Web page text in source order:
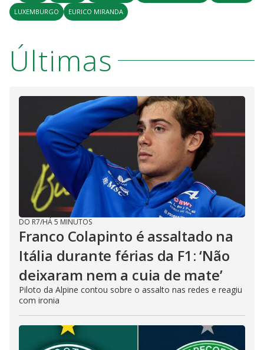
LUXEMBURGO
EURICO MIRANDA
Últimas
DO R7/HÁ 5 MINUTOS
Franco Colapinto é assaltado na
Itália durante férias da F1: ‘Não
deixaram nem a cuia de mate’
Piloto da Alpine contou sobre o assalto nas redes e reagiu
com ironia